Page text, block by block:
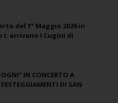
del 1° Maggio 2026 in
I: arrivano I Cugini di
IN CONCERTO A
DI SAN